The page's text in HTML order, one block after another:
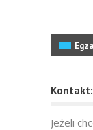
Kontakt:
Jeżeli